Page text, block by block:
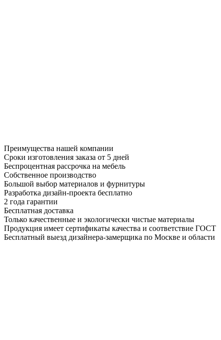
Преимущества нашей компании
Сроки изготовления заказа от 5 дней
Беспроцентная рассрочка на мебель
Собственное производство
Большой выбор материалов и фурнитуры
Разработка дизайн-проекта бесплатно
2 года гарантии
Бесплатная доставка
Только качественные и экологически чистые материалы
Продукция имеет сертификаты качества и соответствие ГОСТ
Бесплатный выезд дизайнера-замерщика по Москве и области